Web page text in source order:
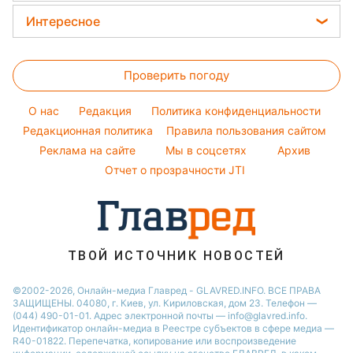
Кейт Миддлтон
Алла Пугачева
Максим Галкин
Настя Каменских
Виталий Козловский
Потап
София Ротару
Новости Львова
Новости Днепра
Новости Тернополя
Новости Житомира
Новости Одессы
Новости Харькова
Новости моды
Советы от Андре Тана
Женские стрижки
Окрашивание волос
Красивый маникюр
Закуски
Салаты
Простые блюда
Легкие десерты
Напитки
Праздничное меню
Интересное
Тесты по картинке
Оптические иллюзии
Народные приметы
Все о шоу-бизнесе
Проверить погоду
O нас Редакция
Политика конфиденциальности
Редакционная политика
Правила пользования сайтом
Реклама на сайте
Мы в соцсетях
Архив
Отчет о прозрачности JTI
ТВОЙ ИСТОЧНИК НОВОСТЕЙ
©2002-2026, Онлайн-медиа Главред - GLAVRED.INFO. ВСЕ ПРАВА
ЗАЩИЩЕНЫ. 04080, г. Киев, ул. Кириловская, дом 23. Телефон —
(044) 490-01-01. Адрес электронной почты — info@glavred.info.
Идентификатор онлайн-медиа в Реестре cубъектов в сфере медиа —
R40-01822. Перепечатка, копирование или воспроизведение